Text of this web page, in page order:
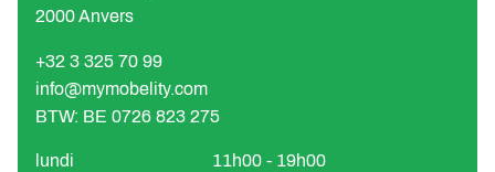
2000 Anvers
+32 3 325 70 99
info@mymobelity.com
BTW: BE 0726 823 275
lundi
11h00 - 19h00